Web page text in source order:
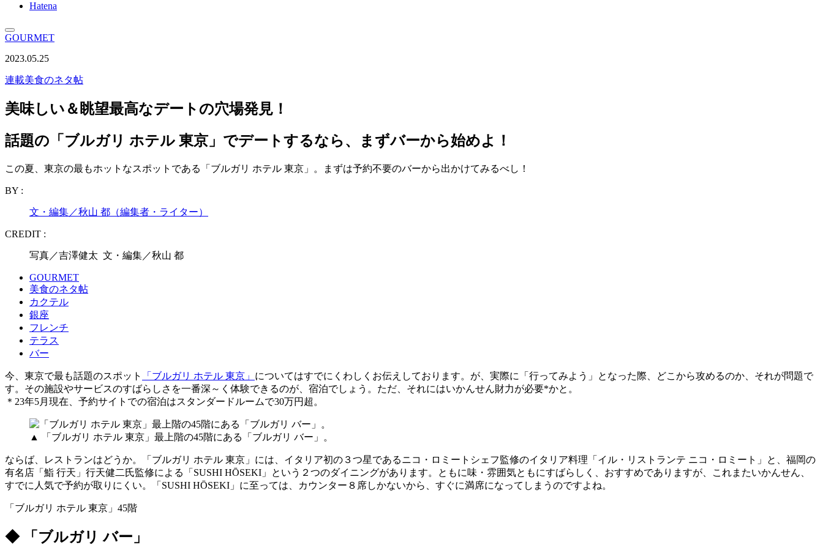
Hatena
GOURMET
2023.05.25
連載美食のネタ帖
美味しい＆眺望最高なデートの穴場発見！
話題の「ブルガリ ホテル 東京」でデートするなら、まずバーから始めよ！
この夏、東京の最もホットなスポットである「ブルガリ ホテル 東京」。まずは予約不要のバーから出かけてみるべし！
BY :
文・編集／秋山 都（編集者・ライター）
CREDIT :
写真／吉澤健太 文・編集／秋山 都
GOURMET
美食のネタ帖
カクテル
銀座
フレンチ
テラス
バー
今、東京で最も話題のスポット 「ブルガリ ホテル 東京」 についてはすでにくわしくお伝えしております。が、実際に「行ってみよう」となった際、どこから攻めるのか、それが問題で
す。その施設やサービスのすばらしさを一番深～く体験できるのが、宿泊でしょう。ただ、それにはいかんせん財力が必要*かと。
＊23年5月現在、予約サイトでの宿泊はスタンダードルームで30万円超。
▲ 「ブルガリ ホテル 東京」最上階の45階にある「ブルガリ バー」。
ならば、レストランはどうか。「ブルガリ ホテル 東京」には、イタリア初の３つ星であるニコ・ロミートシェフ監修のイタリア料理「イル・リストランテ ニコ・ロミート」と、福岡の
有名店「鮨 行天」行天健二氏監修による「SUSHI HŌSEKI」という２つのダイニングがあります。ともに味・雰囲気ともにすばらしく、おすすめでありますが、これまたいかんせん、
すでに人気で予約が取りにくい。「SUSHI HŌSEKI」に至っては、カウンター８席しかないから、すぐに満席になってしまうのですよね。
「ブルガリ ホテル 東京」45階
◆ 「ブルガリ バー」